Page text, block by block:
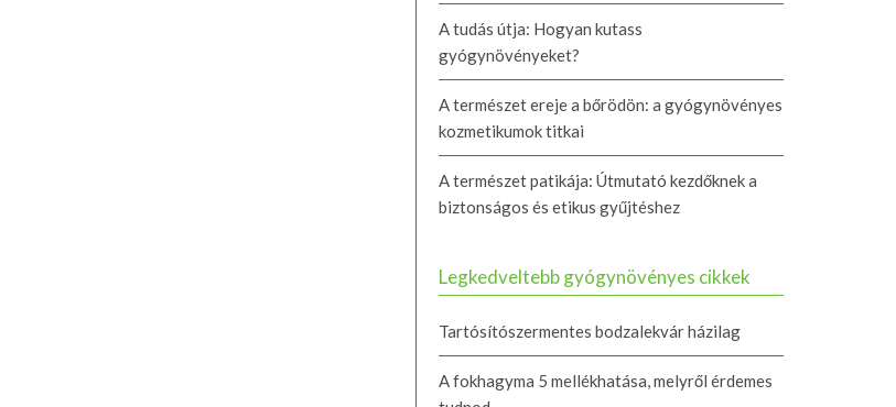
A tudás útja: Hogyan kutass
gyógynövényeket?
A természet ereje a bőrödön: a gyógynövényes
kozmetikumok titkai
A természet patikája: Útmutató kezdőknek a
biztonságos és etikus gyűjtéshez
Legkedveltebb gyógynövényes cikkek
Tartósítószermentes bodzalekvár házilag
A fokhagyma 5 mellékhatása, melyről érdemes